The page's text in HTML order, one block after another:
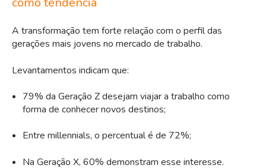
A transformação tem forte relação com o perfil das
gerações mais jovens no mercado de trabalho.
Levantamentos indicam que:
79% da Geração Z desejam viajar a trabalho como
forma de conhecer novos destinos;
Entre millennials, o percentual é de 72%;
Na Geração X, 60% demonstram esse interesse.